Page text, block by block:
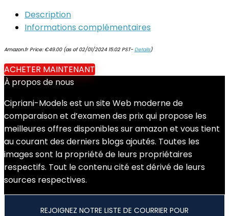
Description
Informations complémentaires
Amazon.fr Price: €49.00(as of 02/01/2024 15:02 PST-Details)
ACHETER MAINTENANT
À propos de nous
Cipriani-Models est un site Web moderne de
comparaison et d’examen des prix qui propose les
meilleures offres disponibles sur amazon et vous tient
au courant des derniers blogs ajoutés. Toutes les
images sont la propriété de leurs propriétaires
respectifs. Tout le contenu cité est dérivé de leurs
sources respectives.
REJOIGNEZ NOTRE LISTE DE COURRIER POUR